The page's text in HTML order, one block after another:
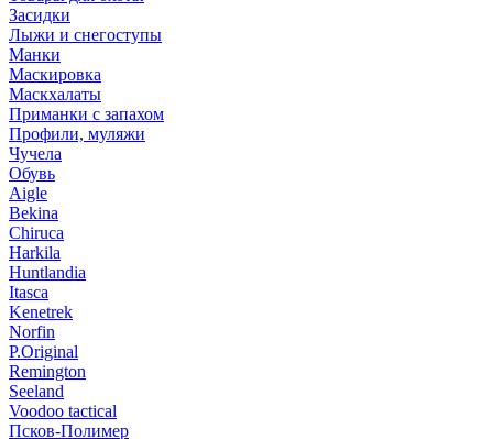
Засидки
Лыжи и снегоступы
Манки
Маскировка
Маскхалаты
Приманки с запахом
Профили, муляжи
Чучела
Обувь
Aigle
Bekina
Chiruсa
Harkila
Huntlandia
Itasca
Kenetrek
Norfin
P.Original
Remington
Seeland
Voodoo tactical
Псков-Полимер